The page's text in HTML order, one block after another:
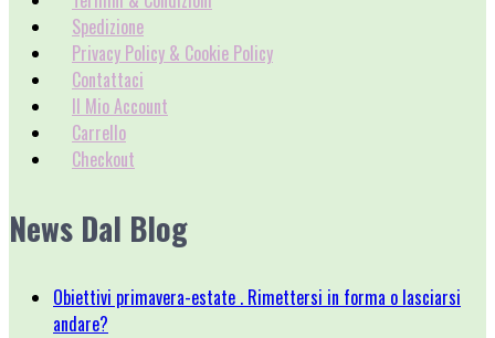
Spedizione
Privacy Policy & Cookie Policy
Contattaci
Il Mio Account
Carrello
Checkout
News Dal Blog
Obiettivi primavera-estate . Rimettersi in forma o lasciarsi
andare?